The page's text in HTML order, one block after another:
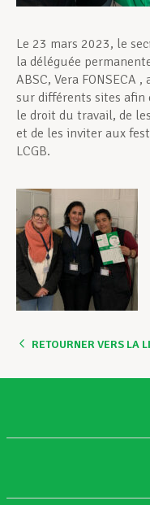
Le 23 mars 2023, le
la déléguée
ABSC, Vera FONSECA
sur différents sites afin
le droit du travail, de
et de les inviter aux
LCGB.
RETOURNER VERS LA